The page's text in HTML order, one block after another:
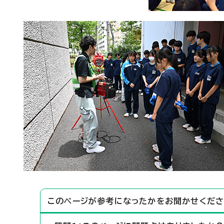
このページが参考になったかをお聞かせくださ